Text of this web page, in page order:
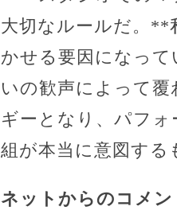
大切なルールだ。**
かせる要因になっ
いの歓声によって
ギーとなり、パフ
組が本当に意図する
ネットからのコメン